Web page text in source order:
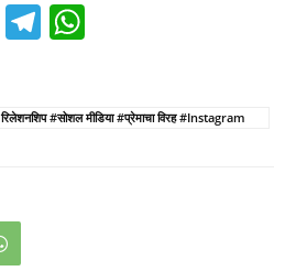
Pinterest
Telegram
#सोशल मीडिया #प्रेमाचा विरह #Instagram